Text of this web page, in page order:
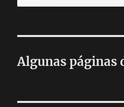
por:
Algunas páginas